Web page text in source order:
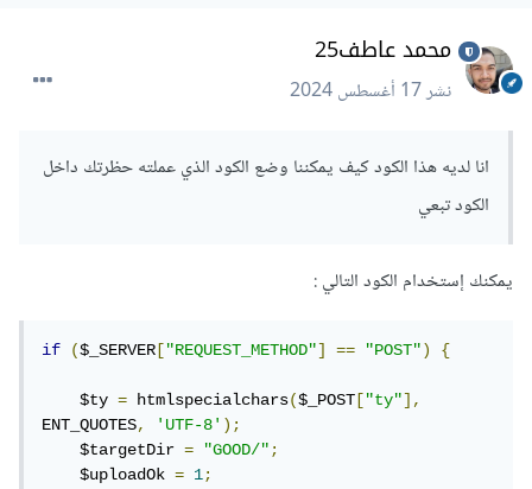
محمد عاطف25
نشر17 أغسطس 2024
انا لديه هذا الكود كيف يمكننا وضع الكود الذي عملته حظرتك داخل
الكود تبعي
يمكنك إستخدام الكود التالي
if ($_SERVER ["REQUEST_METHOD"] == "POST") {
    $ty
= htmlspecialchars($_POST ["ty"],
ENT_QUOTES, 'UTF-8');
    $targetDir
= "GOOD/";
    $uploadOk
= 1;